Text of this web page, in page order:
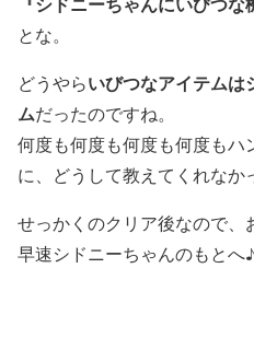
とな。
どうやらいびつなアイテムは
ムだったのですね。
何度も何度も何度も何度も
に、どうして教えてくれなか
せっかくのクリア後なので、
早速シドニーちゃんのもとへ♪